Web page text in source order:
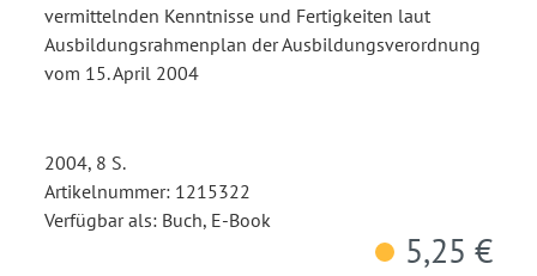
vermittelnden Kenntnisse und Fertigkeiten laut
Ausbildungsrahmenplan der Ausbildungsverordnung
vom 15. April 2004
2004, 8 S.
Artikelnummer: 1215322
Verfügbar als: Buch, E-Book
5,25 €